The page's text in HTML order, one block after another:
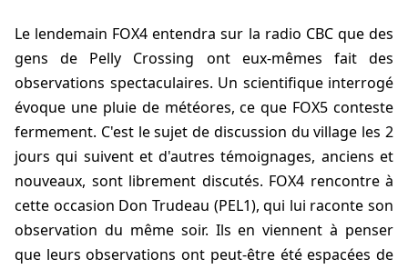
Le lendemain FOX4 entendra sur la radio CBC que des
gens de Pelly Crossing ont eux-mêmes fait des
observations spectaculaires. Un scientifique interrogé
évoque une pluie de météores, ce que FOX5 conteste
fermement. C'est le sujet de discussion du village les 2
jours qui suivent et d'autres témoignages, anciens et
nouveaux, sont librement discutés. FOX4 rencontre à
cette occasion Don Trudeau (PEL1), qui lui raconte son
observation du même soir. Ils en viennent à penser
que leurs observations ont peut-être été espacées de